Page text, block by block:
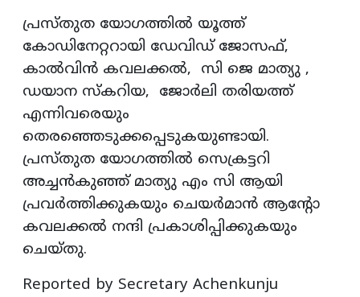
പ്രസ്തുത യോഗത്തിൽ യൂത്ത്
കോഡിനേറ്ററായി ഡേവിഡ് ജോസഫ്,
കാൽവിൻ കവലക്കൽ, സി ജെ മാത്യു ,
ഡയാന സ്കറിയ, ജോർലി തരിയത്ത്
എന്നിവരെയും
തെരഞ്ഞെടുക്കപ്പെടുകയുണ്ടായി.
പ്രസ്തുത യോഗത്തിൽ സെക്രട്ടറി
അച്ചൻകുഞ്ഞ് മാത്യു എം സി ആയി
പ്രവർത്തിക്കുകയും ചെയർമാൻ ആന്റോ
കവലക്കൽ നന്ദി പ്രകാശിപ്പിക്കുകയും
ചെയ്തു.
Reported by Secretary Achenkunju